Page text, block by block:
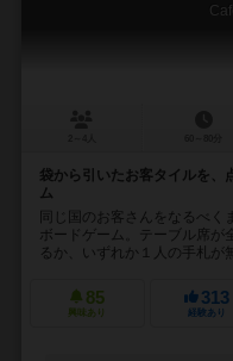
袋から引いたお客タイルを、
ム
同じ国のお客さんをなるべ
ボードゲーム。テーブル席が
るか、いずれか１人の手札が
85
興味あり
313
経験あり